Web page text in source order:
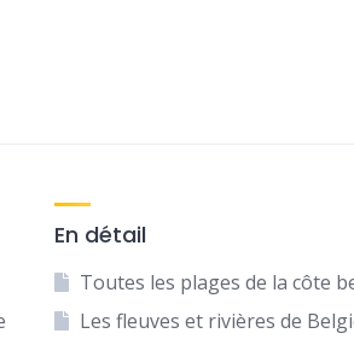
En détail
Toutes les plages de la côte
Les fleuves et rivières de